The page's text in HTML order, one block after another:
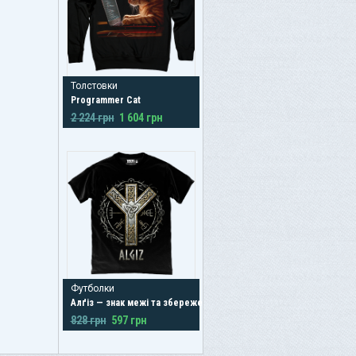
Толстовки
Programmer Cat
2 224 грн 1 604 грн
Футболки
Алґіз — знак межі та збереження
828 грн 597 грн